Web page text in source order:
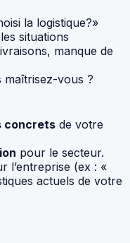
la logistique?»
situations
manque de
maîtrisez-vous ?
concrets de votre
pour le secteur.
l’entreprise (ex : «
actuels de votre